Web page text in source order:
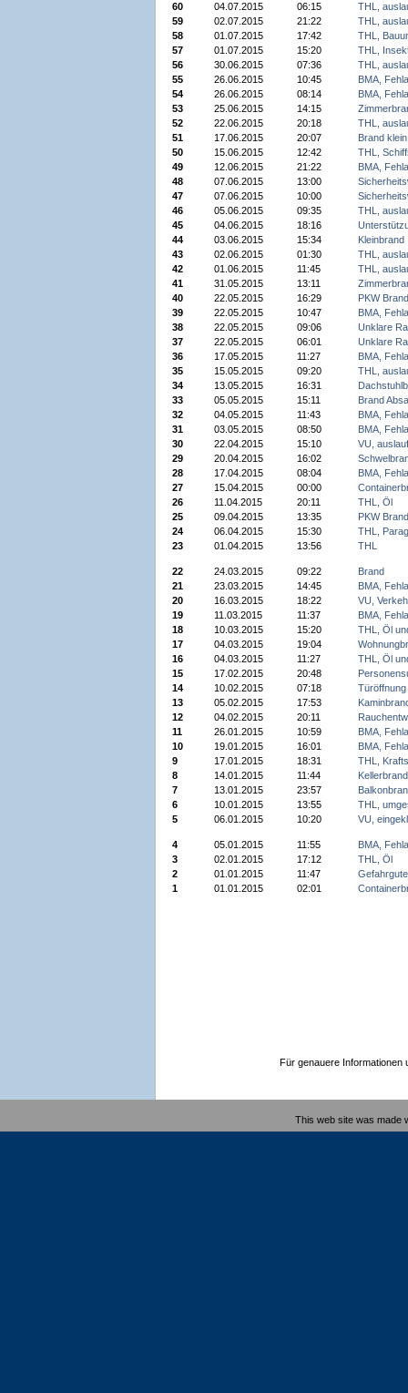
60
04.07.2015 06:15
THL,
59
02.07.2015 21:22
THL,
58
01.07.2015 17:42
THL,
57
01.07.2015 15:20
THL,
56
30.06.2015 07:36
THL,
55
26.06.2015 10:45
BMA,
54
26.06.2015 08:14
BMA,
53
25.06.2015 14:15
52
22.06.2015 20:18
THL,
51
17.06.2015 20:07
Brand klein
50
15.06.2015 12:42
THL,
49
12.06.2015 21:22
BMA,
48
07.06.2015 13:00
47
07.06.2015 10:00
46
05.06.2015 09:35
THL,
45
04.06.2015 18:16
44
03.06.2015 15:34
Kleinbrand
43
02.06.2015 01:30
THL,
42
01.06.2015 11:45
THL,
41
31.05.2015 13:11
40
22.05.2015 16:29
PKW Brand
39
22.05.2015 10:47
BMA,
38
22.05.2015 09:06
Unklare
37
22.05.2015 06:01
Unklare
36
17.05.2015 11:27
BMA,
35
15.05.2015 09:20
THL,
34
13.05.2015 16:31
33
05.05.2015 15:11
Brand
32
04.05.2015 11:43
BMA,
31
03.05.2015 08:50
BMA,
30
22.04.2015 15:10
VU,
29
20.04.2015 16:02
28
17.04.2015 08:04
BMA,
27
15.04.2015 00:00
26
11.04.2015 20:11
THL, Öl
25
09.04.2015 13:35
PKW Brand
24
06.04.2015 15:30
THL,
23
01.04.2015 13:56 THL
22 24.03.2015 09:22
Brand
21
23.03.2015 14:45
BMA,
20
16.03.2015 18:22
VU,
19
11.03.2015 11:37
BMA,
18
10.03.2015 15:20
THL, Öl
17
04.03.2015 19:04
16
04.03.2015 11:27
THL, Öl
15
17.02.2015 20:48
14
10.02.2015 07:18
Türöffnung
13
05.02.2015 17:53
12
04.02.2015 20:11
11
26.01.2015 10:59
BMA,
10
19.01.2015 16:01
BMA,
9
17.01.2015 18:31
THL,
8
14.01.2015 11:44
Kellerbrand
7
13.01.2015 23:57
6
10.01.2015 13:55
THL,
5
06.01.2015 10:20 VU,
4 05.01.2015 11:55
BMA,
3
02.01.2015 17:12
THL, Öl
2
01.01.2015 11:47
1
01.01.2015 02:01
Für genauere Informationen
This web site was made